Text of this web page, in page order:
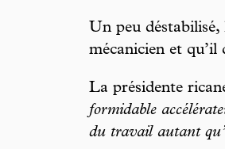
Un peu
mécanicien et qu’il
La présidente
formidable
du travail autant